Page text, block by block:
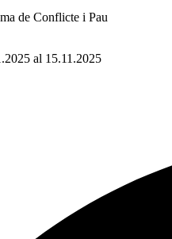
de Conflicte i Pau
al 15.11.2025